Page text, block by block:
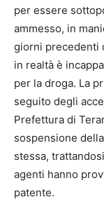
per essere
ammesso, in
giorni precedenti
in realtà è
per la droga. La
seguito degli
Prefettura di
sospensione
stessa,
agenti hanno
patente.